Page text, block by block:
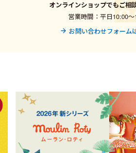
オンラインショップでもご相
営業時間：平日10:00
お問い合わせフォーム